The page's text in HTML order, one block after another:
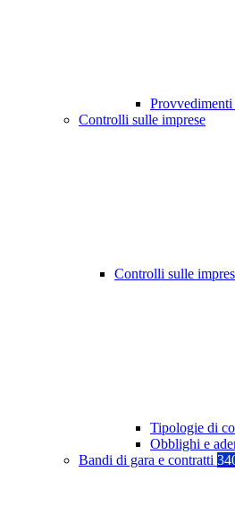
Controlli sulle imprese
Controlli sulle
Tipologie di
Obblighi e
Bandi di gara e contratti